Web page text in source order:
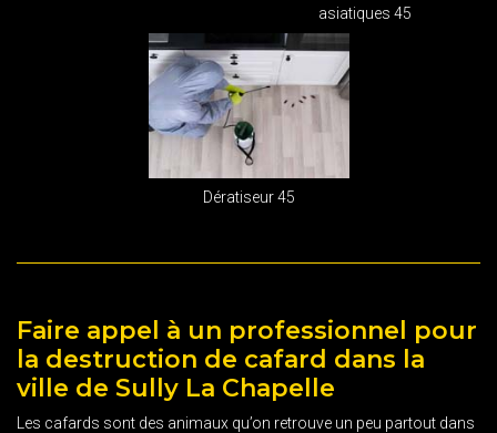
asiatiques 45
Dératiseur 45
Faire appel à un professionnel pour
la destruction de cafard dans la
ville de Sully La Chapelle
Les cafards sont des animaux qu’on retrouve un peu partout dans